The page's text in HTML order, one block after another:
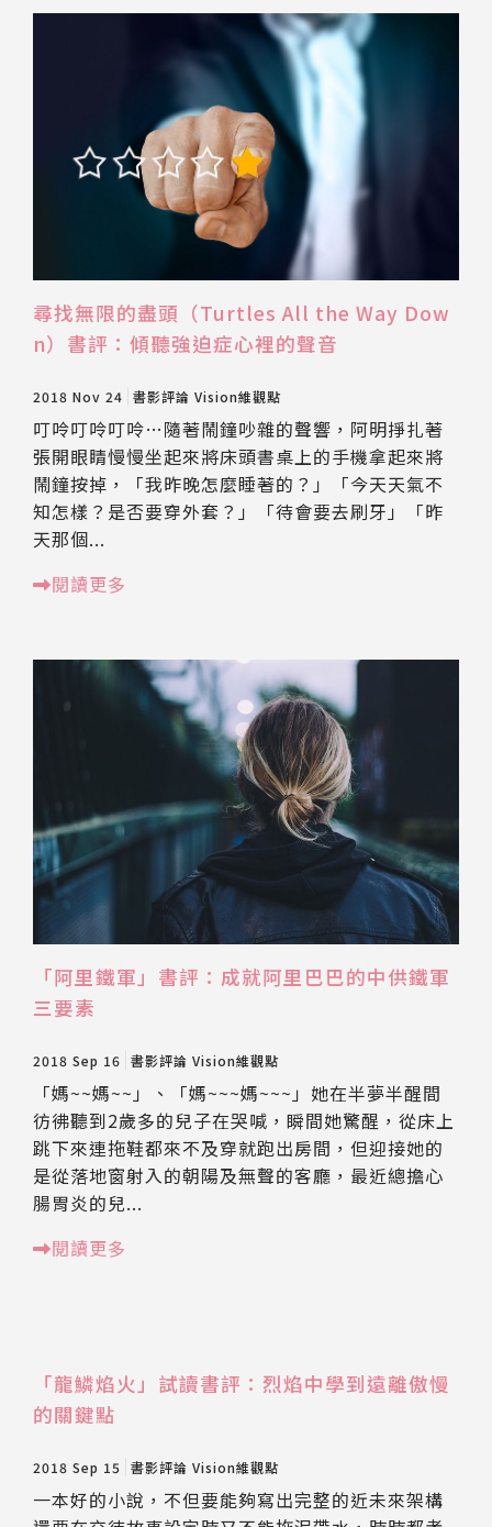
尋找無限的盡頭（Turtles All the Way Dow
n）書評：傾聽強迫症心裡的聲音
2018 Nov 24 書影評論 Vision維觀點
叮呤叮呤叮呤…隨著鬧鐘吵雜的聲響，阿明掙扎著
張開眼睛慢慢坐起來將床頭書桌上的手機拿起來將
鬧鐘按掉，「我昨晚怎麼睡著的？」「今天天氣不
知怎樣？是否要穿外套？」「待會要去刷牙」「昨
天那個...
閱讀更多
「阿里鐵軍」書評：成就阿里巴巴的中供鐵軍
三要素
2018 Sep 16 書影評論 Vision維觀點
「媽~~媽~~」、「媽~~~媽~~~」她在半夢半醒間
彷彿聽到2歲多的兒子在哭喊，瞬間她驚醒，從床上
跳下來連拖鞋都來不及穿就跑出房間，但迎接她的
是從落地窗射入的朝陽及無聲的客廳，最近總擔心
腸胃炎的兒...
閱讀更多
「龍鱗焰火」試讀書評：烈焰中學到遠離傲慢
的關鍵點
2018 Sep 15 書影評論 Vision維觀點
一本好的小說，不但要能夠寫出完整的近未來架構